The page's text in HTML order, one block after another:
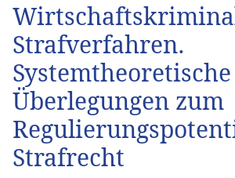
Strafverfahren.
Systemtheoretische
Überlegungen zum
Strafrecht